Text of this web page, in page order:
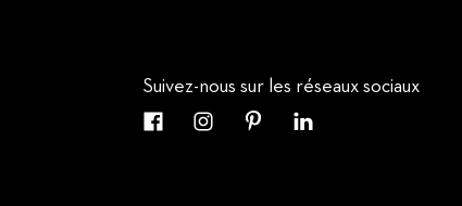
Suivez-nous sur les réseaux sociaux